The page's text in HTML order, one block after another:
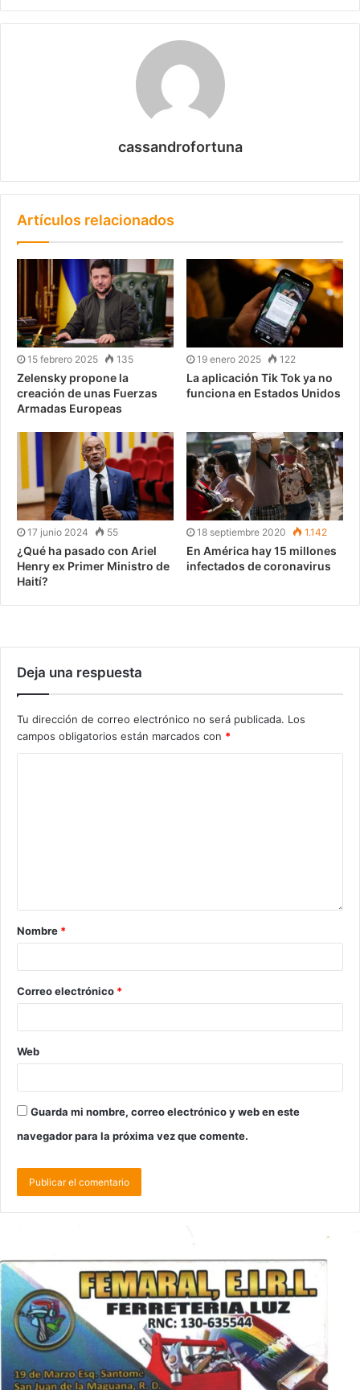
cassandrofortuna
Artículos relacionados
15 febrero 2025 135
Zelensky propone la
creación de unas Fuerzas
Armadas Europeas
19 enero 2025 122
La aplicación Tik Tok ya no
funciona en Estados Unidos
17 junio 2024 55
¿Qué ha pasado con Ariel
Henry ex Primer Ministro de
Haití?
18 septiembre 2020 1.142
En América hay 15 millones
infectados de coronavirus
Deja una respuesta
Tu dirección de correo electrónico no será publicada. Los
campos obligatorios están marcados con *
Nombre *
Correo electrónico *
Web
Guarda mi nombre, correo electrónico y web en este
navegador para la próxima vez que comente.